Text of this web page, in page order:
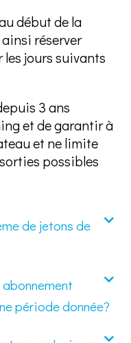
début de la
réserver
jours suivants
3 ans
et de garantir à
et ne limite
possibles
de jetons de
période donnée?